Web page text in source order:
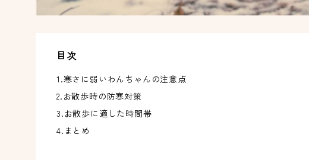
目次
1.寒さに弱いわんちゃんの注意点
2.お散歩時の防寒対策
3.お散歩に適した時間帯
4.まとめ